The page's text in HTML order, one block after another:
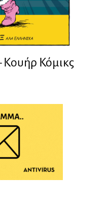
Kουήρ Κόμικς